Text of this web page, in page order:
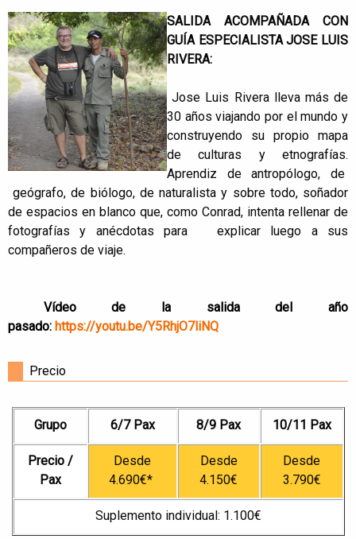
SALIDA ACOMPAÑADA CON
GUÍA ESPECIALISTA JOSE LUIS
RIVERA:
Jose Luis Rivera lleva más de
30 años viajando por el mundo y
construyendo su propio mapa
de culturas y etnografías.
Aprendiz de antropólogo, de
geógrafo, de biólogo, de naturalista y sobre todo, soñador
de espacios en blanco que, como Conrad, intenta rellenar de
fotografías y anécdotas para explicar luego a sus
compañeros de viaje.
Vídeo de la salida del año
pasado: https://youtu.be/Y5RhjO7liNQ
Precio
Grupo 6/7 Pax 8/9 Pax 10/11 Pax
Precio /
Pax
Desde
4.690€*
Desde
4.150€
Desde
3.790€
Suplemento individual: 1.100€